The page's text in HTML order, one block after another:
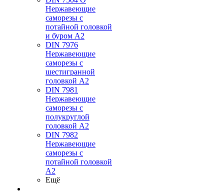
Нержавеющие
саморезы с
потайной головкой
и буром А2
DIN 7976
Нержавеющие
саморезы с
шестигранной
головкой А2
DIN 7981
Нержавеющие
саморезы с
полукруглой
головкой А2
DIN 7982
Нержавеющие
саморезы с
потайной головкой
А2
Ещё